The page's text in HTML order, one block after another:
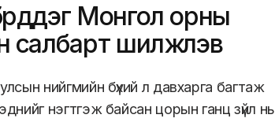
Монгол орны
салбарт шилжүүлэв
нийгмийн бүхий л давхарга багтаж
нэгтгэж байсан цорын ганц зүйл нь